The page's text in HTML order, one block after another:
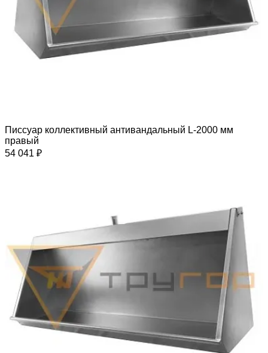
Писсуар коллективный антивандальный L-2000 мм
правый
54 041 ₽